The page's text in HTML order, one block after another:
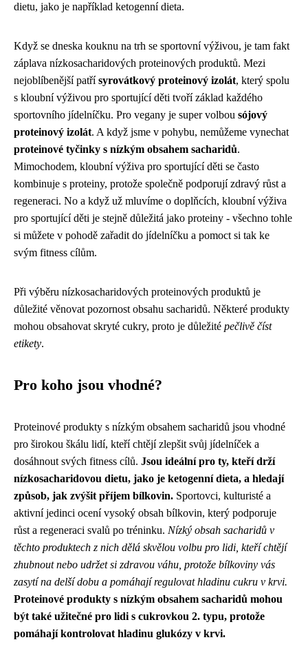
dietu, jako je například ketogenní dieta.
Když se dneska kouknu na trh se sportovní výživou, je tam fakt
záplava nízkosacharidových proteinových produktů. Mezi
nejoblíbenější patřísyrovátkový proteinový izolát, který spolu
s kloubní výživou pro sportující děti tvoří základ každého
sportovního jídelníčku. Pro vegany je super volbou sójový
proteinový izolát. A když jsme v pohybu, nemůžeme vynechat
proteinové tyčinky s nízkým obsahem sacharidů.
Mimochodem, kloubní výživa pro sportující děti se často
kombinuje s proteiny, protože společně podporují zdravý růst a
regeneraci. No a když už mluvíme o doplňcích, kloubní výživa
pro sportující děti je stejně důležitá jako proteiny - všechno tohle
si můžete v pohodě zařadit do jídelníčku a pomoct si tak ke
svým fitness cílům.
Při výběru nízkosacharidových proteinových produktů je
důležité věnovat pozornost obsahu sacharidů. Některé produkty
mohou obsahovat skryté cukry, proto je důležité pečlivě číst
etikety.
Pro koho jsou vhodné?
Proteinové produkty s nízkým obsahem sacharidů jsou vhodné
pro širokou škálu lidí, kteří chtějí zlepšit svůj jídelníček a
dosáhnout svých fitness cílů. Jsou ideální pro ty, kteří drží
nízkosacharidovou dietu, jako je ketogenní dieta, a hledají
způsob, jak zvýšit příjem bílkovin. Sportovci, kulturisté a
aktivní jedinci ocení vysoký obsah bílkovin, který podporuje
růst a regeneraci svalů po tréninku. Nízký obsah sacharidů v
těchto produktech z nich dělá skvělou volbu pro lidi, kteří chtějí
zhubnout nebo udržet si zdravou váhu, protože bílkoviny vás
zasytí na delší dobu a pomáhají regulovat hladinu cukru v krvi.
Proteinové produkty s nízkým obsahem sacharidů mohou
být také užitečné pro lidi s cukrovkou 2. typu, protože
pomáhají kontrolovat hladinu glukózy v krvi.